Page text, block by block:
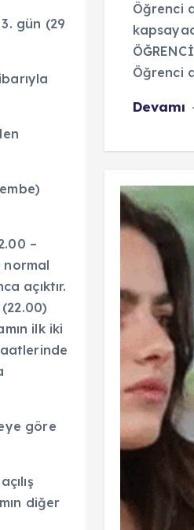
gün (29
–
normal
açıktır.
ilk iki
göre
diğer
Öğrenci
Öğrenci
Devamı